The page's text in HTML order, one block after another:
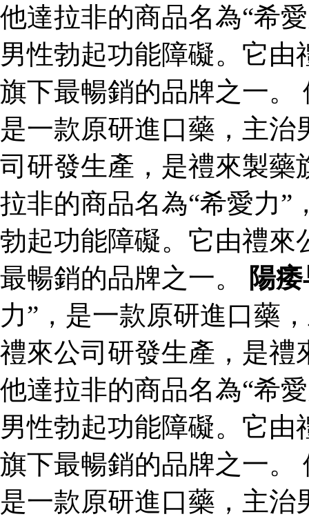
他達拉非的商品名為“希
男性勃起功能障礙。它
旗下最暢銷的品牌之一。
是一款原研進口藥，主
司研發生產，是禮來製藥
拉非的商品名為“希愛力”
勃起功能障礙。它由禮來
最暢銷的品牌之一。
陽
力”，是一款原研進口藥
禮來公司研發生產，是禮
他達拉非的商品名為“希
男性勃起功能障礙。它
旗下最暢銷的品牌之一。
是一款原研進口藥，主